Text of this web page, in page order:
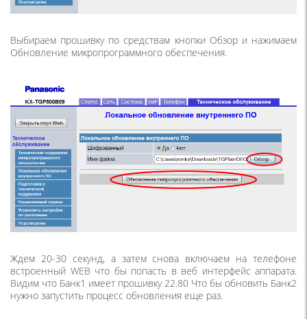
Выбираем прошивку по средствам кнопки Обзор и нажимаем
Обновление микропрограммного обеспечения.
Ждем 20-30 секунд, а затем снова включаем на телефоне
встроенный WEB что бы попасть в веб интерфейс аппарата.
Видим что Банк1 имеет прошивку 22.80 Что бы обновить Банк2
нужно запустить процесс обновления еще раз.